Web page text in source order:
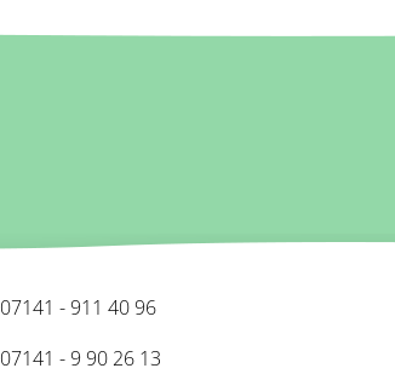
07141 - 911 40 96
07141 - 9 90 26 13